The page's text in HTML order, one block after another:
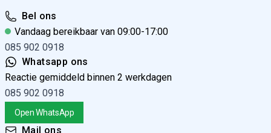
Bel ons
Vandaag bereikbaar van 09:00-17:00
085 902 0918
Whatsapp ons
Reactie gemiddeld binnen 2 werkdagen
085 902 0918
Open WhatsApp
Mail ons